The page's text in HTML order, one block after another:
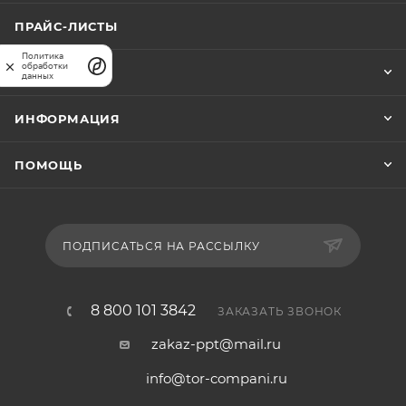
ПРАЙС-ЛИСТЫ
КОМПАНИЯ
ИНФОРМАЦИЯ
ПОМОЩЬ
ПОДПИСАТЬСЯ НА РАССЫЛКУ
8 800 101 3842 ЗАКАЗАТЬ ЗВОНОК
zakaz-ppt@mail.ru
info@tor-compani.ru
Политика
обработки
данных